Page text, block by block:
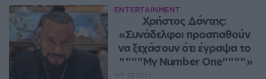
ENTERTAINMENT
Χρήστος Δάντης:
«Συνάδελφοι προσπαθούν
να ξεχάσουν ότι έγραψα το
""""My Number One""""»